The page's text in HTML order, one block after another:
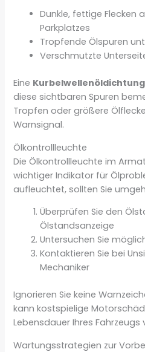
Dunkle, fettige Flecken
Parkplatzes
Tropfende Ölspuren
Verschmutzte
Eine
diese sichtbaren Spuren
Tropfen oder größere
Warnsignal.
Ölkontrollleuchte
Die Ölkontrollleuchte im
wichtiger Indikator für
aufleuchtet, sollten Sie
Überprüfen Sie den
Ölstandsanzeige
Untersuchen Sie
Kontaktieren Sie bei
Mechaniker
Ignorieren Sie keine
kann kostspielige
Lebensdauer Ihres Fahrzeugs
Wartungsstrategien zur